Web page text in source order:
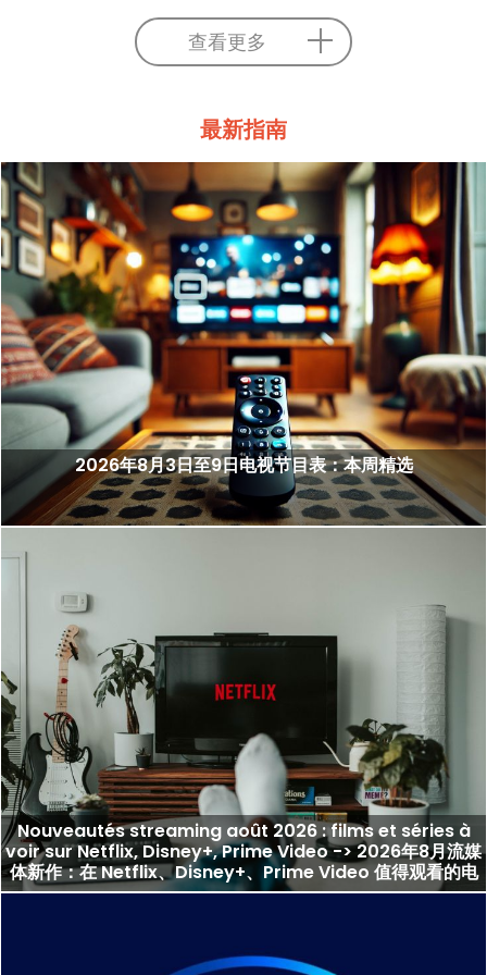
查看更多
最新指南
2026年8月3日至9日电视节目表：本周精选
Nouveautés streaming août 2026 : films et séries à
voir sur Netflix, Disney+, Prime Video -> 2026年8月流媒
体新作：在 Netflix、Disney+、Prime Video 值得观看的电
影与剧集